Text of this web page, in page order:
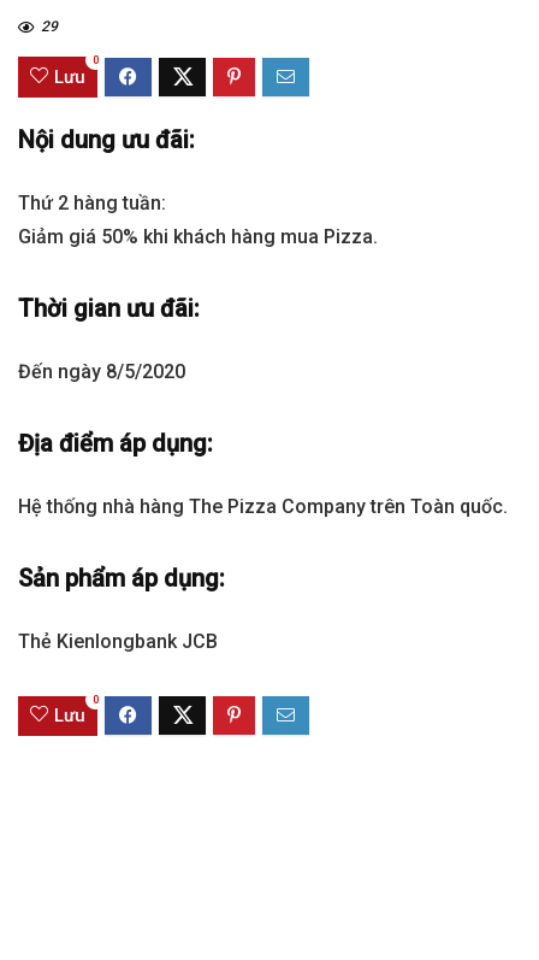
29
Lưu
0
Nội dung ưu đãi:
Thứ 2 hàng tuần:
Giảm giá 50% khi khách hàng mua Pizza.
Thời gian ưu đãi:
Đến ngày 8/5/2020
Địa điểm áp dụng:
Hệ thống nhà hàng The Pizza Company trên Toàn quốc.
Sản phẩm áp dụng:
Thẻ Kienlongbank JCB
Lưu
0